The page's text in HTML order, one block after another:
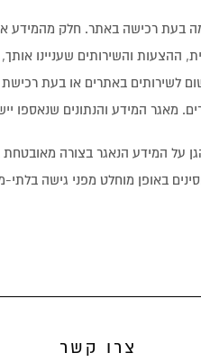
בעת רכישה באתר. חלק מהמידע
לשירותים באתרים או בעת
מאגר המידע והנתונים שנאספו
על המידע הנאגר בצורה מאובטחת
באופן מוחלט מפני גישה
צרו קשר